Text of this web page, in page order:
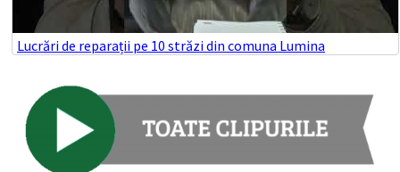
Lucrări de reparații pe 10 străzi din comuna Lumina